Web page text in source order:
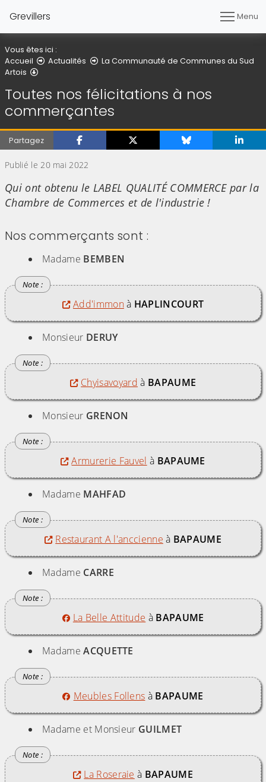
Grevillers Menu
Vous êtes ici :
Accueil
Actualités
La Communauté de Communes du Sud
Artois
Toutes nos félicitations à nos
commerçantes
Partagez
Publié le 20 mai 2022
Qui ont obtenu le LABEL QUALITÉ COMMERCE par la
Chambre de Commerces et de l'industrie !
Nos commerçants sont :
Madame BEMBEN
Add'immonà HAPLINCOURT
Monsieur DERUY
Chyisavoyard à BAPAUME
Monsieur GRENON
Armurerie Fauvel à BAPAUME
Madame MAHFAD
Restaurant A l'anccienne à BAPAUME
Madame CARRE
La Belle Attitude à BAPAUME
MadameACQUETTE
Meubles Follens à BAPAUME
Madame et Monsieur GUILMET
La Roseraie à BAPAUME